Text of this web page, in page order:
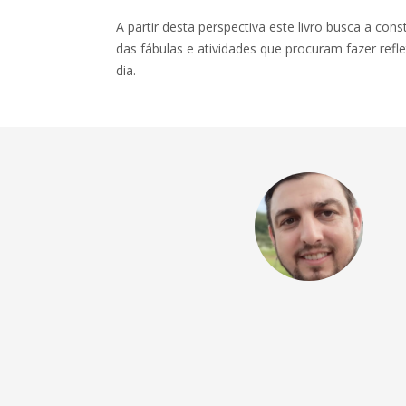
A partir desta perspectiva este livro busca a
das fábulas e atividades que procuram fazer
dia.